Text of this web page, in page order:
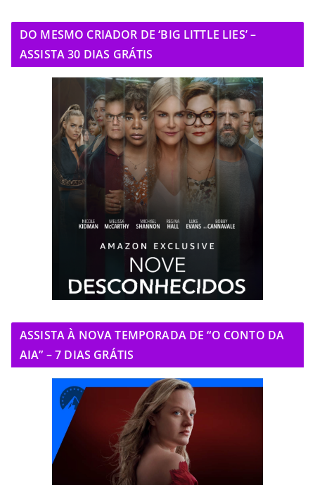
DO MESMO CRIADOR DE ‘BIG LITTLE LIES’ –
ASSISTA 30 DIAS GRÁTIS
ASSISTA À NOVA TEMPORADA DE “O CONTO DA
AIA” – 7 DIAS GRÁTIS